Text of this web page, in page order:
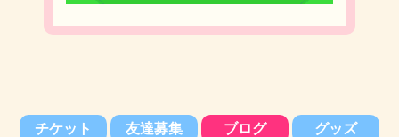
チケット 友達募集 ブログ グッズ